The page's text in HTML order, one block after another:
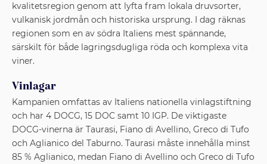
kvalitetsregion genom att lyfta fram lokala druvsorter,
vulkanisk jordmån och historiska ursprung. I dag räknas
regionen som en av södra Italiens mest spännande,
särskilt för både lagringsdugliga röda och komplexa vita
viner.
Vinlagar
Kampanien omfattas av Italiens nationella vinlagstiftning
och har 4 DOCG, 15 DOC samt 10 IGP. De viktigaste
DOCG-vinerna är Taurasi, Fiano di Avellino, Greco di Tufo
och Aglianico del Taburno. Taurasi måste innehålla minst
85 % Aglianico, medan Fiano di Avellino och Greco di Tufo